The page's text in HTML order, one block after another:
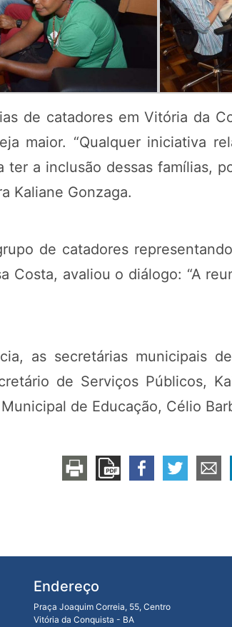
de catadores em Vitória da
maior. “Qualquer iniciativa
ter a inclusão dessas famílias,
Kaliane Gonzaga.
de catadores
Costa, avaliou o diálogo: “A
as secretárias municipais
de Serviços Públicos,
de Educação, Célio
Endereço
Praça Joaquim Correia, 55, Centro
Vitória da Conquista - BA